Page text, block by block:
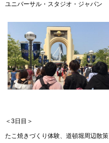
ユニバーサル・スタジオ・ジャパン
＜3日目＞
たこ焼きづくり体験、道頓堀周辺散策